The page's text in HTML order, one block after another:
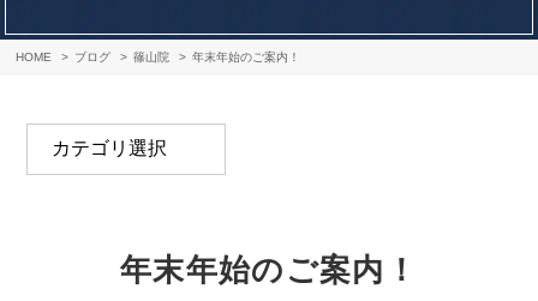
HOME ブログ 篠山院 年末年始のご案内！
年末年始のご案内！